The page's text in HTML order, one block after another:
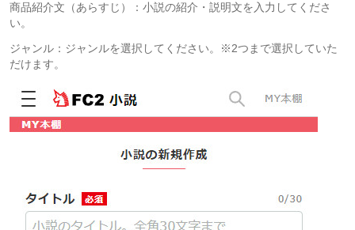
商品紹介文（あらすじ）：小説の紹介・説明文を入力してくださ
い。
ジャンル：ジャンルを選択してください。※2つまで選択していた
だけます。